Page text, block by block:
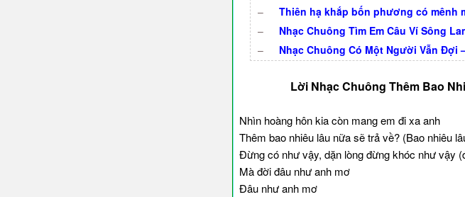
–
Thiên hạ khắp bốn phương có mênh
–
Nhạc Chuông Tìm Em Câu Ví Sông
–
Nhạc Chuông Có Một Người Vẫn Đợi
Lời Nhạc Chuông Thêm Bao
Nhìn hoàng hôn kia còn mang em đi xa anh
Thêm bao nhiêu lâu nữa sẽ trả về? (Bao nhiêu
Đừng có như vậy, dặn lòng đừng khóc như vậy
Mà đời đâu như anh mơ
Đâu như anh mơ